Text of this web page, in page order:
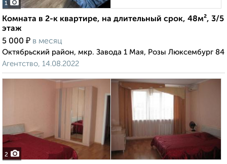
1
Комната в 2-к квартире, на длительный срок, 48м², 3/5
этаж
5 000 ₽ в месяц
Октябрьский район, мкр. Завода 1 Мая, Розы Люксембург 84
Агентство, 14.08.2022
2